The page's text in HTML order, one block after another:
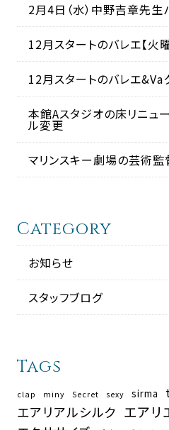
2月4日（水）中野吉章先生
12月スタートのバレエ【火
12月スタートのバレエ&Va
本館Aスタジオの床リニュ
ル変更
マリンスキー劇場の芸術監
Category
お知らせ
スタッフブログ
Tags
clap miny Secret sexy sirma
エアリアルシルク エアリ